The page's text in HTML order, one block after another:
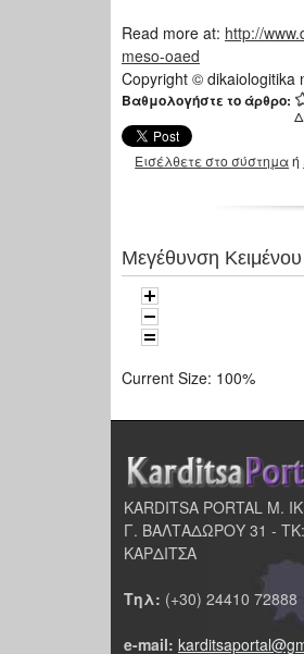
Read more at: http://
meso-oaed
Copyright © dikaiologitika
Βαθμολογήστε το άρθρο:
Εισέλθετε στο σύστημαή
Μεγέθυνση Κειμένου
Current Size: 100%
KARDITSA PORTAL Μ.
Γ. ΒΑΛΤΑΔΩΡΟΥ 31 -
ΚΑΡΔΙΤΣΑ
Τηλ: (+30) 24410 72888
e-mail: